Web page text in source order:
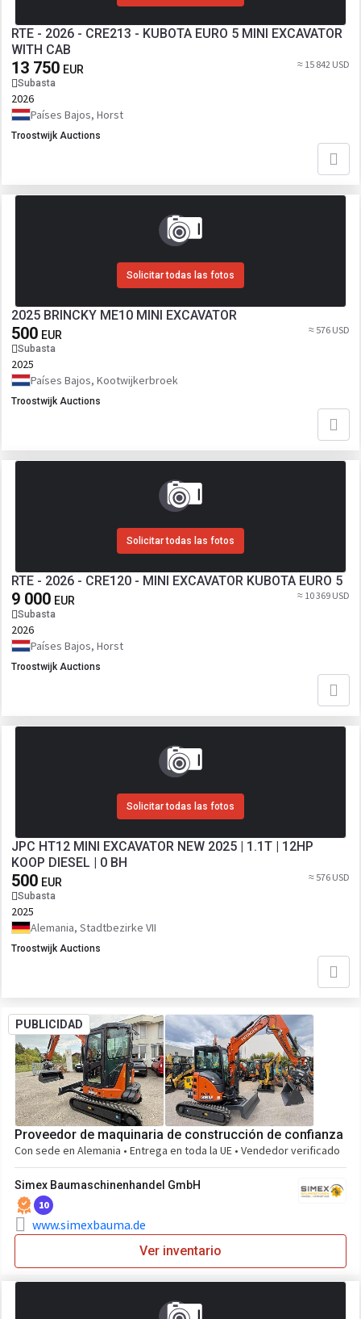
RTE - 2026 - CRE213 - KUBOTA EURO 5 MINI EXCAVATOR
WITH CAB
13 750 EUR
Subasta
≈ 15 842 USD
2026
Países Bajos, Horst
Troostwijk Auctions
Solicitar todas las fotos
2025 BRINCKY ME10 MINI EXCAVATOR
500 EUR
Subasta
≈ 576 USD
2025
Países Bajos, Kootwijkerbroek
Troostwijk Auctions
Solicitar todas las fotos
RTE - 2026 - CRE120 - MINI EXCAVATOR KUBOTA EURO 5
9 000 EUR
Subasta
≈ 10 369 USD
2026
Países Bajos, Horst
Troostwijk Auctions
Solicitar todas las fotos
JPC HT12 MINI EXCAVATOR NEW 2025 | 1.1T | 12HP
KOOP DIESEL | 0 BH
500 EUR
Subasta
≈ 576 USD
2025
Alemania, Stadtbezirke VII
Troostwijk Auctions
PUBLICIDAD
Proveedor de maquinaria de construcción de confianza
Con sede en Alemania • Entrega en toda la UE • Vendedor verificado
Simex Baumaschinenhandel GmbH
10
www.simexbauma.de
Ver inventario